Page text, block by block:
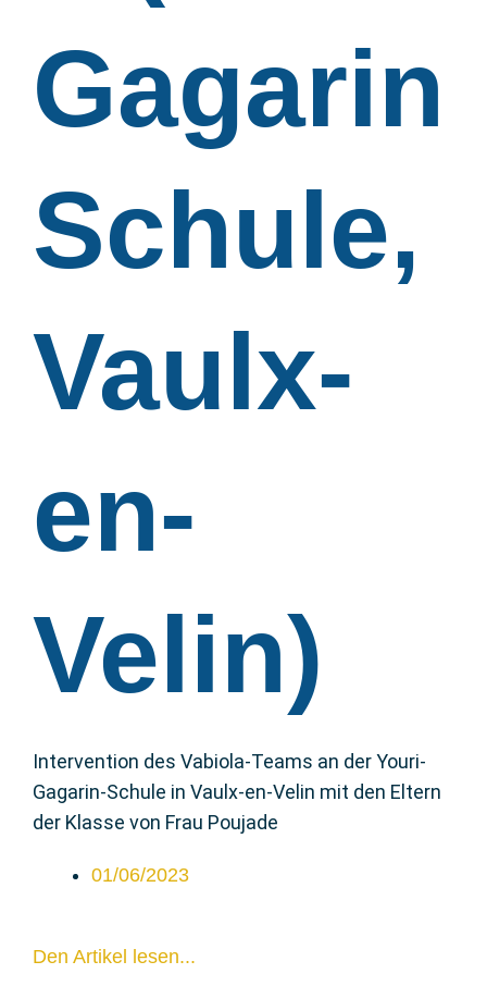
Gagarin
Schule,
Vaulx-
en-
Velin)
Intervention des Vabiola-Teams an der Youri-
Gagarin-Schule in Vaulx-en-Velin mit den Eltern
der Klasse von Frau Poujade
01/06/2023
Den Artikel lesen...